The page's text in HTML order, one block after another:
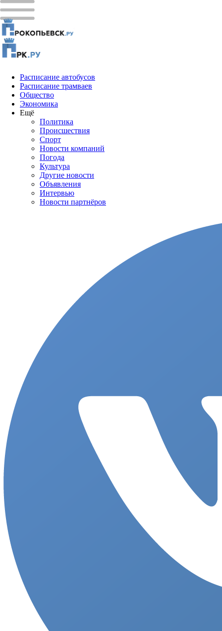
Расписание автобусов
Расписание трамваев
Общество
Экономика
Ещё
Политика
Проиcшествия
Спорт
Новости компаний
Погода
Культура
Другие новости
Объявления
Интервью
Новости партнёров